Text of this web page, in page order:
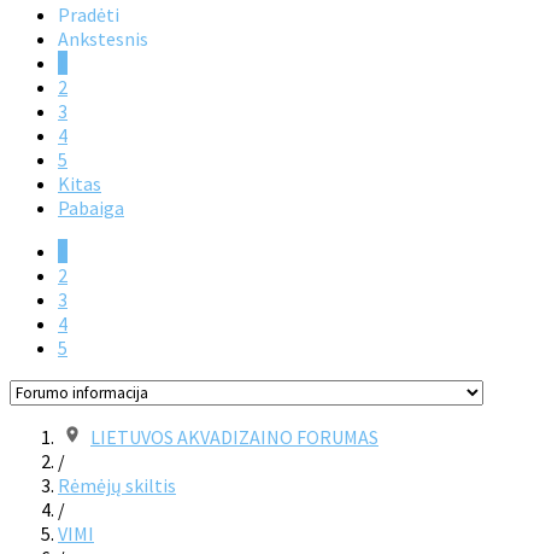
Pradėti
Ankstesnis
2
3
4
5
Kitas
Pabaiga
2
3
4
5
LIETUVOS AKVADIZAINO FORUMAS
/
Rėmėjų skiltis
/
VIMI